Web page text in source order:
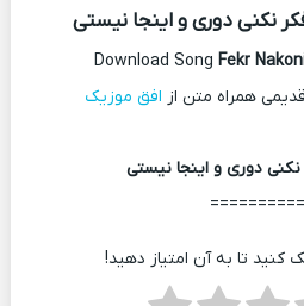
نکنی دوری و اینجا نیستی
Download Song Fekr
همراه متن از افق موزیک
دوری و اینجا نیستی
کنید تا به آن امتیاز دهید!